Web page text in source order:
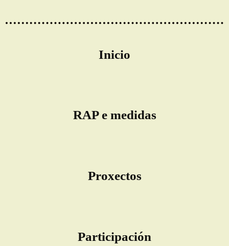
Inicio
RAP e medidas
Proxectos
Participación